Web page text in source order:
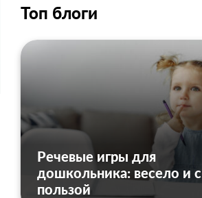
Топ блоги
Речевые игры для
дошкольника: весело и с
пользой